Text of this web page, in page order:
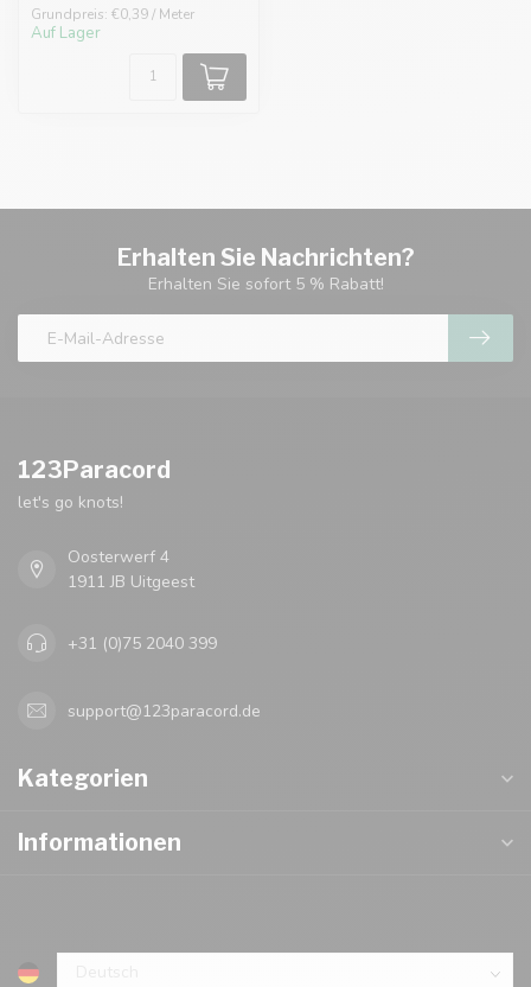
Grundpreis: €0,39 / Meter
Auf Lager
Erhalten Sie Nachrichten?
Erhalten Sie sofort 5 % Rabatt!
123Paracord
let's go knots!
Oosterwerf 4
1911 JB Uitgeest
+31 (0)75 2040 399
support@123paracord.de
Kategorien
Informationen